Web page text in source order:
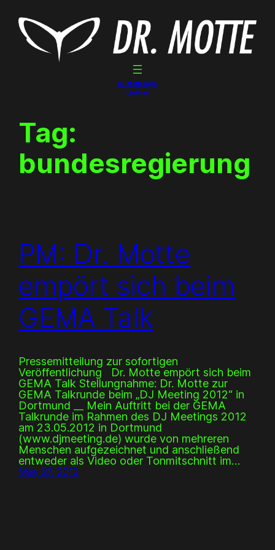
content
Dr. Motte Gigs
Linktree
Tag:
bundesregierung
PM: Dr. Motte
empört sich beim
GEMA Talk
Pressemitteilung zur sofortigen
Veröffentlichung Dr. Motte empört sich beim
GEMA Talk Stellungnahme: Dr. Motte zur
GEMA Talkrunde beim „DJ Meeting 2012“ in
Dortmund __ Mein Auftritt bei der GEMA
Talkrunde im Rahmen des DJ Meetings 2012
am 23.05.2012 in Dortmund
(www.djmeeting.de) wurde von mehreren
Menschen aufgezeichnet und anschließend
entweder als Video oder Tonmitschnitt im…
May 27, 2012